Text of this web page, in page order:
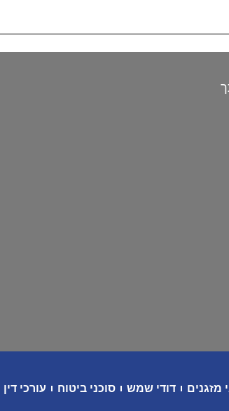
מזגנים דודי שמש סוכני ביטוח עורכי דין